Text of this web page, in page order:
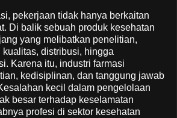
pekerjaan tidak hanya berkaitan
Di balik sebuah produk kesehatan
yang melibatkan penelitian,
distribusi, hingga
Karena itu, industri farmasi
kedisiplinan, dan tanggung jawab
kecil dalam pengelolaan
besar terhadap keselamatan
profesi di sektor kesehatan